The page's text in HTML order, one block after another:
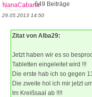
649 Beiträge
29.05.2013 14:50
Zitat von Alba29:
Jetzt haben wir es so
Tabletten eingeleitet wird !!!
Die erste hab ich so gegen
Die zweite hol ich mir jetzt
Im Kreißsaal ab !!!!